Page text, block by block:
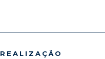
REALIZAÇÃO